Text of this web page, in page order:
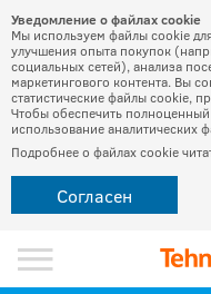
Уведомление о файлах cookie
Мы используем файлы cookie
улучшения опыта покупок
социальных сетей), анализа
маркетингового контента. Вы
статистические файлы cookie,
Чтобы обеспечить
использование аналитических
Подробнее о файлах cookie
Согласен